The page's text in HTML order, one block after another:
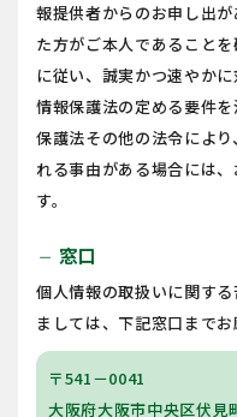
報提供者からのお申し出
た方がご本人であること
に従い、誠実かつ速やか
情報保護法の定める要件
保護法その他の法令によ
れる事由がある場合には
す。
remove 窓口
個人情報の取扱いに関す
ましては、下記窓口までお
〒541－0041
大阪府大阪市中央区伏見